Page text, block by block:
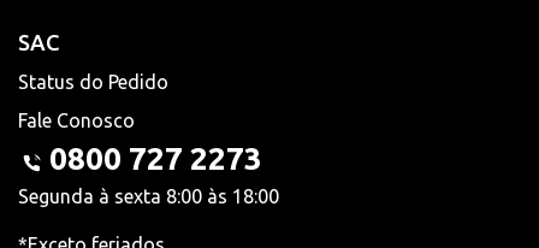
SAC
Status do Pedido
Fale Conosco
0800 727 2273
Segunda à sexta 8:00 às 18:00